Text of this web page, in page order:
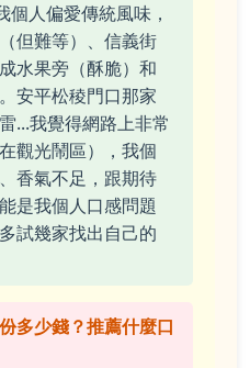
個人偏愛傳統風味，
但難等）、信義街
水果旁（酥脆）和
安平松稜門口那家
...我覺得網路上非常
觀光鬧區），我個
香氣不足，跟期待
是我個人口感問題
試幾家找出自己的
多少錢？推薦什麼口